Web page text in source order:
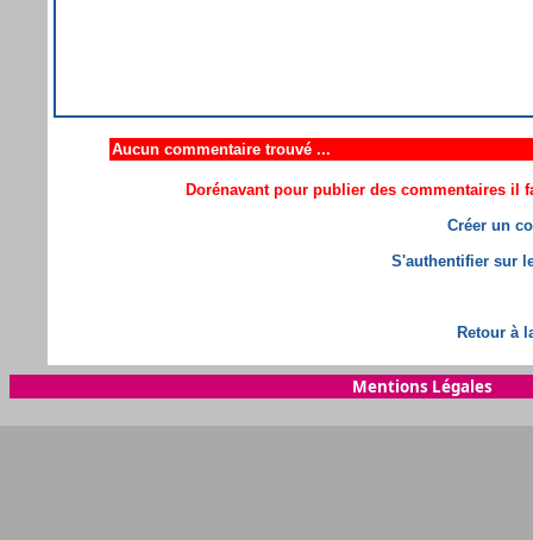
Aucun commentaire trouvé ...
Dorénavant pour publier des commentaires il
Créer un
S'authentifier sur
Retour à
Mentions Légales